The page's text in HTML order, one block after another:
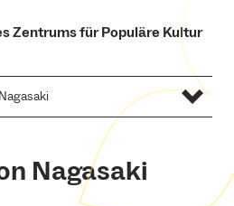
Zentrums für Populäre Kultur
Nagasaki